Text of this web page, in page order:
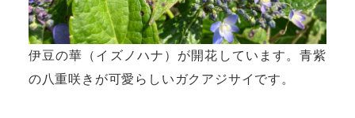
伊豆の華（イズノハナ）が開花しています。青紫
の八重咲きが可愛らしいガクアジサイです。